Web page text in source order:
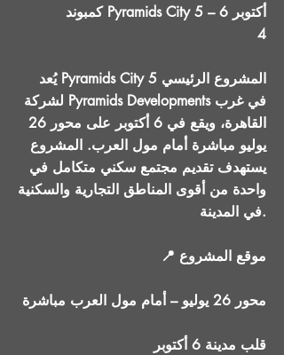
كمبوند Pyramids City 5 – 6 أكتوبر
4
يُعد Pyramids City 5 المشروع الرئيسي
لشركة Pyramids Developments في غرب
القاهرة، ويقع في 6 أكتوبر على محور 26
يوليو مباشرة أمام مول العرب. المشروع
يستهدف تقديم مجتمع سكني متكامل في
واحدة من أقوى المناطق التجارية والسكنية
في المدينة.
📍 موقع المشروع
محور 26 يوليو – أمام مول العرب مباشرة
قلب مدينة 6 أكتوبر